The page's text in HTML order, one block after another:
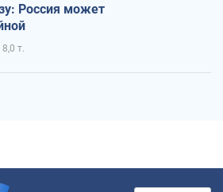
Россия может
8,0 т.